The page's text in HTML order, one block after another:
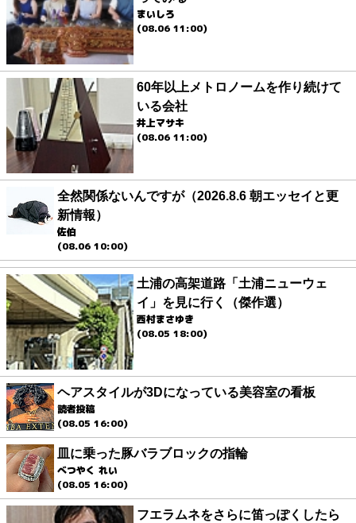
まいしろ
(08.06 11:00)
60年以上メトロノームを作り続けて
いる会社
井上マサキ
(08.06 11:00)
全然関係ないんですが（2026.8.6 朝エッセイと更
新情報）
佐伯
(08.06 10:00)
土浦の高架道路「土浦ニューウェ
イ」を見に行く（傑作選）
西村まさゆき
(08.05 18:00)
ヘアスタイルが3Dになっている美容室の看板
読者投稿
(08.05 16:00)
皿に乗った豚バラブロックの指輪
べつやく れい
(08.05 16:00)
フエラムネをさらに笛っぽくしたら